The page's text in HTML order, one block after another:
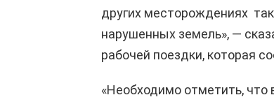
других месторождениях
нарушенных земель», —
рабочей поездки, которая
«Необходимо отметить, что